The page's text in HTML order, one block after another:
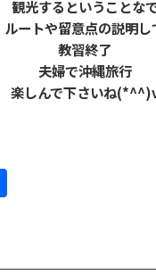
観光するということな
ルートや留意点の説明し
教習終了
夫婦で沖縄旅行
楽しんで下さいね